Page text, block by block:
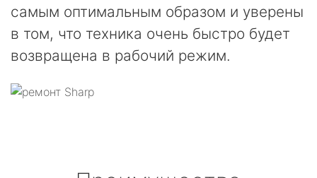
самым оптимальным образом и уверены
в том, что техника очень быстро будет
возвращена в рабочий режим.